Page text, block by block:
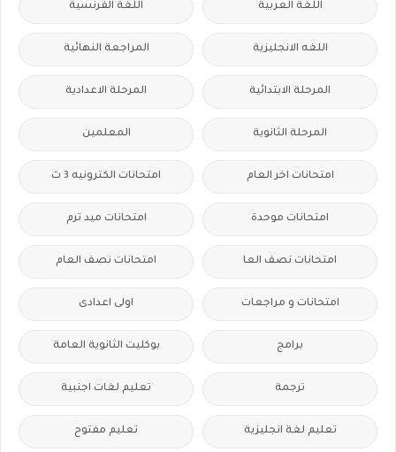
اللغة العربية اللغة الفرنسية
اللغه الانجليزية المراجعة النهائية
المرحلة الابتدائية المرحلة الاعدادية
المرحلة الثانوية المعلمين
امتحانات اخر العام امتحانات الكترونيه 3 ث
امتحانات موحدة امتحانات ميد ترم
امتحانات نصف العا امتحانات نصف العام
امتحانات و مراجعات اولى اعدادى
برامج بوكليت الثانوية العامة
ترجمة تعليم لغات اجنبية
تعليم لغة انجليزية تعليم مفتوح